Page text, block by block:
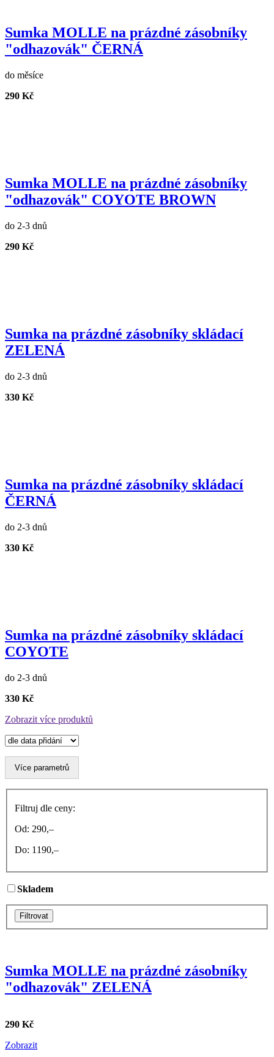
Sumka MOLLE na prázdné zásobníky
"odhazovák" ČERNÁ
do měsíce
290 Kč
Sumka MOLLE na prázdné zásobníky
"odhazovák" COYOTE BROWN
do 2-3 dnů
290 Kč
Sumka na prázdné zásobníky skládací
ZELENÁ
do 2-3 dnů
330 Kč
Sumka na prázdné zásobníky skládací
ČERNÁ
do 2-3 dnů
330 Kč
Sumka na prázdné zásobníky skládací
COYOTE
do 2-3 dnů
330 Kč
Zobrazit více produktů
Více parametrů
Filtruj dle ceny:
Od: 290,–
Do: 1190,–
Skladem
Filtrovat
Sumka MOLLE na prázdné zásobníky
"odhazovák" ZELENÁ
290 Kč
Zobrazit